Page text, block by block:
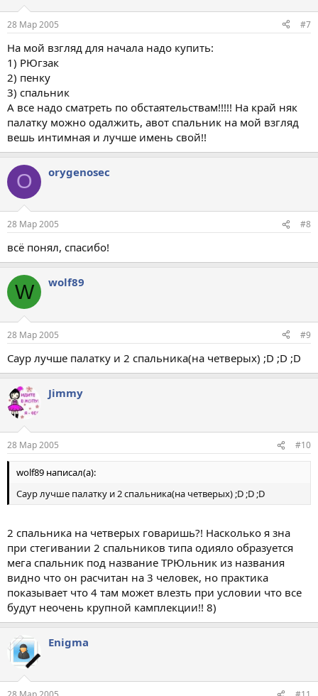
28 Мар 2005 #7
На мой взгляд для начала надо купить:
1) РЮгзак
2) пенку
3) спальник
А все надо сматреть по обстаятельствам!!!!! На край няк
палатку можно одалжить, авот спальник на мой взгляд
вешь интимная и лучше имень свой!!
O orygenosec
28 Мар 2005 #8
всё понял, спасибо!
W wolf89
28 Мар 2005 #9
Саур лучше палатку и 2 спальника(на четверых) ;D ;D ;D
Jimmy
28 Мар 2005 #10
wolf89 написал(а):
Саур лучше палатку и 2 спальника(на четверых) ;D ;D ;D
2 спальника на четверых говаришь?! Насколько я зна
при стегивании 2 спальников типа одияло образуется
мега спальник под название ТРЮльник из названия
видно что он расчитан на 3 человек, но практика
показывает что 4 там может влезть при условии что все
будут неочень крупной камплекции!! 8)
Enigma